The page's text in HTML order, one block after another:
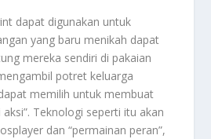
dapat digunakan untuk
yang baru menikah dapat
mereka sendiri di pakaian
potret keluarga
memilih untuk membuat
Teknologi seperti itu akan
dan “permainan peran”,